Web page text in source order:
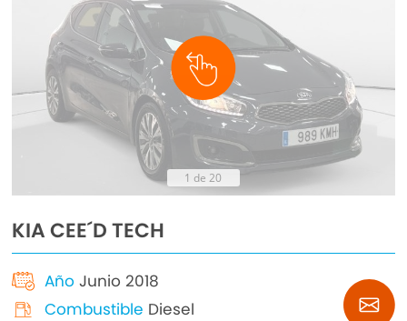
1 de 20
KIA CEE´D TECH
Año Junio 2018
Combustible Diesel